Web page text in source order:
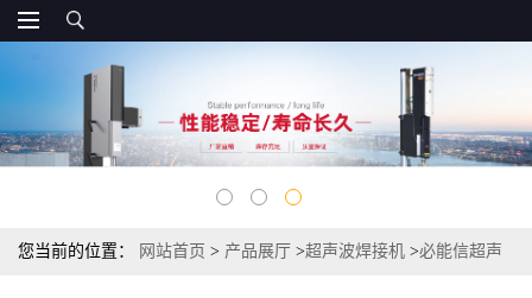
您当前的位置： 网站首页 > 产品展厅 >超声波焊接机 >必能信超声